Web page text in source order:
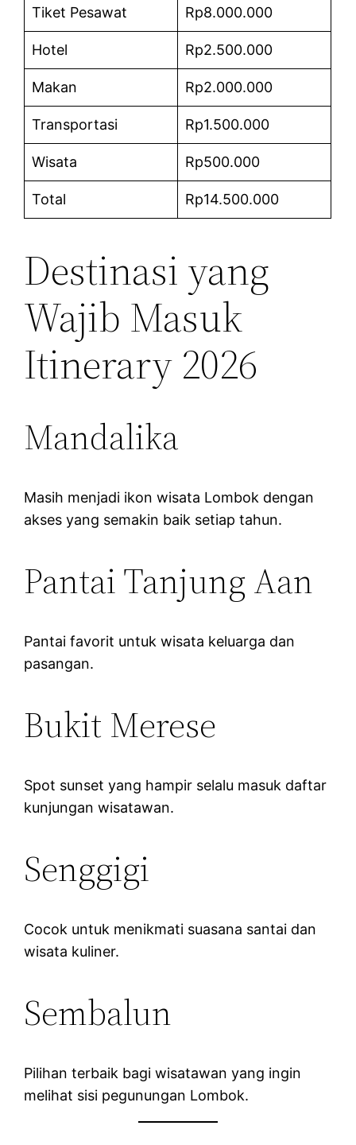
Tiket Pesawat Rp8.000.000
Hotel Rp2.500.000
Makan Rp2.000.000
Transportasi Rp1.500.000
Wisata Rp500.000
Total Rp14.500.000
Destinasi yang
Wajib Masuk
Itinerary 2026
Mandalika
Masih menjadi ikon wisata Lombok dengan
akses yang semakin baik setiap tahun.
Pantai Tanjung Aan
Pantai favorit untuk wisata keluarga dan
pasangan.
Bukit Merese
Spot sunset yang hampir selalu masuk daftar
kunjungan wisatawan.
Senggigi
Cocok untuk menikmati suasana santai dan
wisata kuliner.
Sembalun
Pilihan terbaik bagi wisatawan yang ingin
melihat sisi pegunungan Lombok.